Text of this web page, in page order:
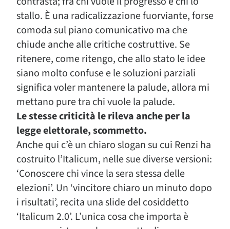
stallo. È una radicalizzazione fuorviante, forse
comoda sul piano comunicativo ma che
chiude anche alle critiche costruttive. Se
ritenere, come ritengo, che allo stato le idee
siano molto confuse e le soluzioni parziali
significa voler mantenere la palude, allora mi
mettano pure tra chi vuole la palude.
Le stesse criticità le rileva anche per la
legge elettorale, scommetto.
Anche qui c’è un chiaro slogan su cui Renzi ha
costruito l’Italicum, nelle sue diverse versioni:
‘Conoscere chi vince la sera stessa delle
elezioni’. Un ‘vincitore chiaro un minuto dopo
i risultati’, recita una slide del cosiddetto
‘Italicum 2.0’. L’unica cosa che importa è